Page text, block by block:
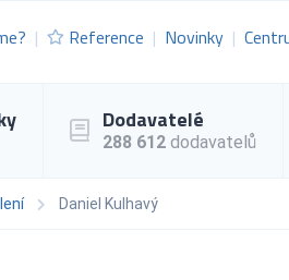
Reference Novinky
Dodavatelé
288 612 dodavatelů
Daniel Kulhavý